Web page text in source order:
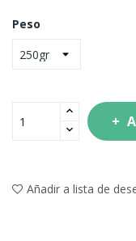
Peso
Añadir a lista de